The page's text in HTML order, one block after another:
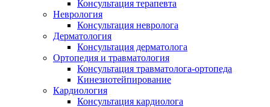
Консультация терапевта
Неврология
Консультация невролога
Дерматология
Консультация дерматолога
Ортопедия и травматология
Консультация травматолога-ортопеда
Кинезиотейпирование
Кардиология
Консультация кардиолога